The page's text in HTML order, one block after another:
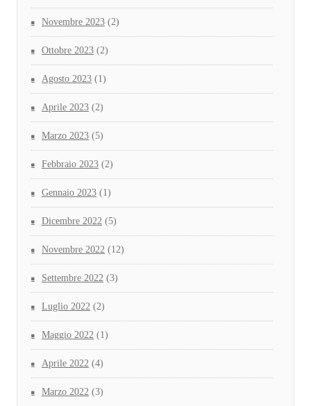
Novembre 2023 (2)
Ottobre 2023 (2)
Agosto 2023 (1)
Aprile 2023 (2)
Marzo 2023 (5)
Febbraio 2023 (2)
Gennaio 2023 (1)
Dicembre 2022 (5)
Novembre 2022 (12)
Settembre 2022 (3)
Luglio 2022 (2)
Maggio 2022 (1)
Aprile 2022 (4)
Marzo 2022 (3)